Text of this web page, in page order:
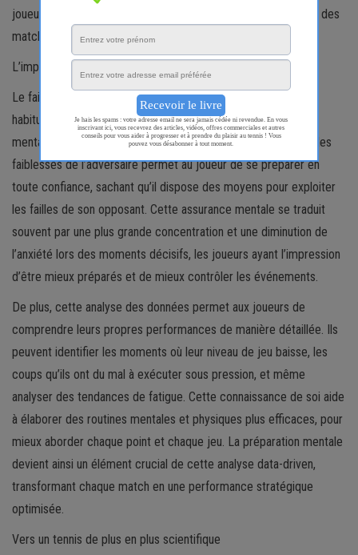
joueurs de surmonter des situations critiques et de renverser des
matches grâce à des décisions tactiques éclairées.
L’impact sur la préparation mentale
Le fait d’avoir une analyse approfondie des tendances et des
habitudes d’un adversaire avant le match procure un avantage
mental non négligeable. La connaissance des points forts et des
faiblesses de l’adversaire permet au joueur de se préparer en
toute confiance, sachant qu’il dispose des moyens pour exploiter
les failles de son opposant. Cette assurance mentale se traduit
souvent par une plus grande concentration et une diminution de
l’anxiété lors des moments décisifs, les joueurs ayant l’impression
d’être mieux préparés et de mieux contrôler les événements.
De plus, cette analyse des données permet aux joueurs de
comprendre leurs propres performances de manière détaillée. Ils
peuvent identifier les moments où leur niveau de jeu baisse, les
coups qu’ils ont du mal à exécuter sous pression, et même
analyser des tendances de fatigue. Cette connaissance de soi aide
à élaborer des routines mentales et physiques plus efficaces, pour
mieux aborder chaque point et chaque jeu. La préparation mentale
devient ainsi un élément crucial de cette analyse data-driven,
transformant chaque match en une performance stratégique
optimisée.
Vers un tennis de plus en plus scientifique